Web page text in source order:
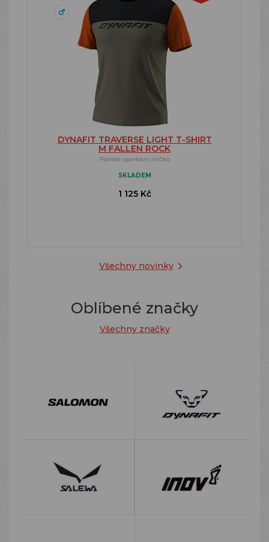
Všechny novinky
DYNAFIT TRAVERSE LIGHT T-SHIRT
M FALLEN ROCK
Pánské sportovní tričko
SKLADEM
1 125 Kč
Oblíbené značky
Všechny značky